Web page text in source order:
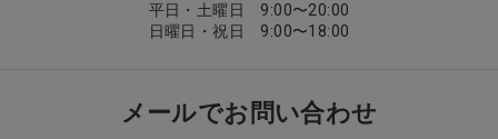
平日・土曜日 9:00〜20:00
日曜日・祝日 9:00〜18:00
メールでお問い合わせ